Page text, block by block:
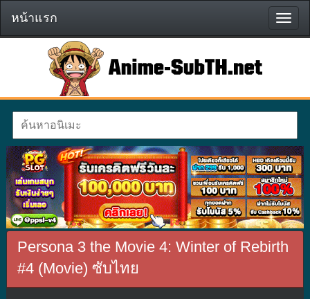
หน้า
แรก
หน้าแรก
Persona 3 the Movie 4: Winter of Rebirth
#4 (Movie) ซับไทย